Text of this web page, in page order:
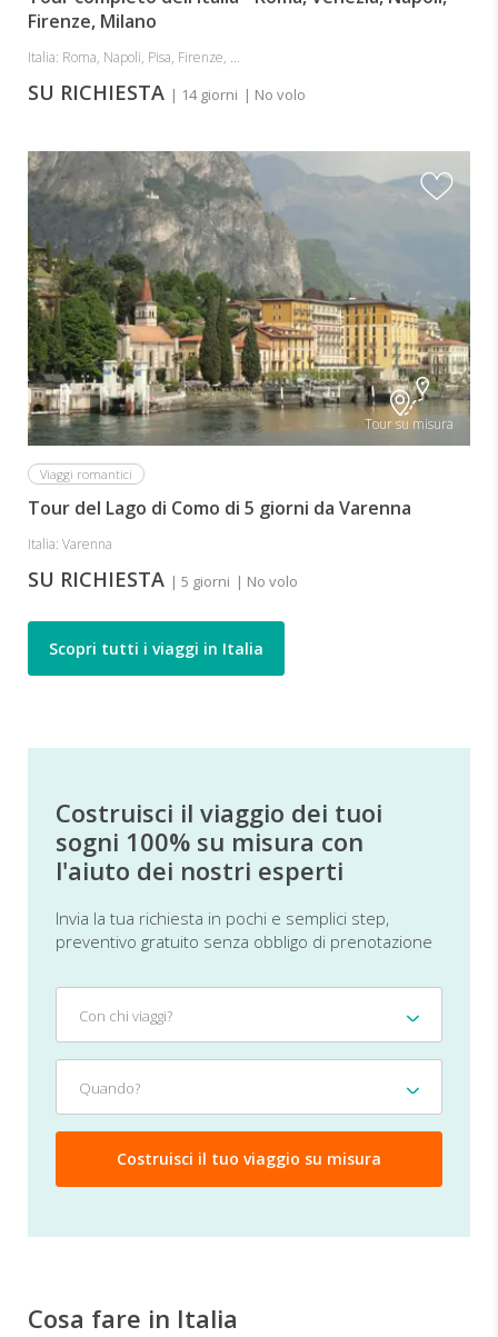
Firenze, Milano
Italia: Roma, Napoli, Pisa, Firenze, ...
SU RICHIESTA | 14 giorni | No volo
Tour su misura
Viaggi romantici
Tour del Lago di Como di 5 giorni da Varenna
Italia: Varenna
SU RICHIESTA | 5 giorni | No volo
Scopri tutti i viaggi in Italia
Costruisci il viaggio dei tuoi
sogni 100% su misura con
l'aiuto dei nostri esperti
Invia la tua richiesta in pochi e semplici step,
preventivo gratuito senza obbligo di prenotazione
viaggi?
Con chi viaggi?
Quando?
Cosa fare in Italia